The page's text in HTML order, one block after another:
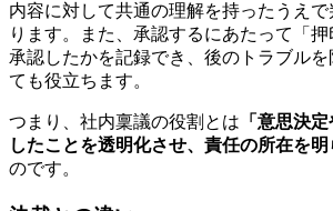
内容に対して共通の理解を持ったうえ
ります。また、承認するにあたって「
承認したかを記録でき、後のトラブル
ても役立ちます。
つまり、社内稟議の役割とは 「意思決
したことを透明化させ、責任の所在を明
のです。